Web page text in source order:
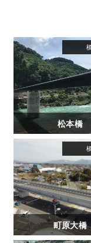
松本橋
町原大橋